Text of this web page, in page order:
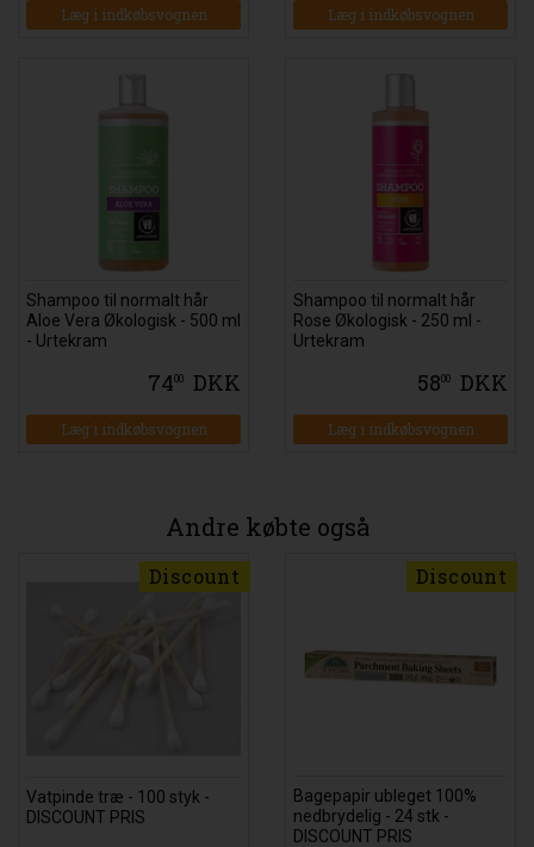
Læg i indkøbsvognen Læg i indkøbsvognen
Shampoo til normalt hår
Aloe Vera Økologisk - 500 ml
- Urtekram
7400 DKK
Læg i indkøbsvognen
Shampoo til normalt hår
Rose Økologisk - 250 ml -
Urtekram
5800 DKK
Læg i indkøbsvognen
Andre købte også
Discount
Vatpinde træ - 100 styk -
DISCOUNT PRIS
Discount
Bagepapir ubleget 100%
nedbrydelig - 24 stk -
DISCOUNT PRIS